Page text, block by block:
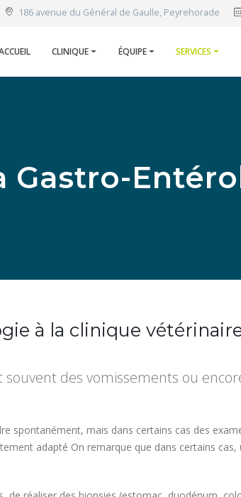
186 avenue du Général de Gaulle, Peyrehorade
CLINIQUE ÉQUIPE SERVICES
Gastro-
à la clinique
des vomissements ou
spontanément, mais dans certains cas des
adapté On remarque que dans certains